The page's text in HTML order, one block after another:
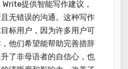
提供智能写作建议，
无错误的沟通。这种写作
标用户，因为许多用户可
他们希望能帮助完善措辞
了非母语者的自信心，也